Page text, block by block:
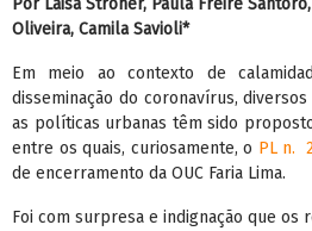
Por Laisa Stroher, Paula Freire
Oliveira, Camila Savioli*
Em meio ao contexto de
disseminação do coronavírus,
as políticas urbanas têm sido
entre os quais, curiosamente, o PL n.
de encerramento da OUC Faria Lima.
Foi com surpresa e indignação que